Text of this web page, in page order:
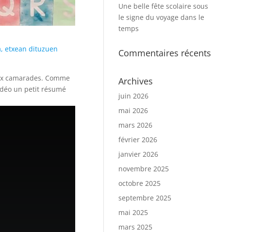
etxean dituzuen
camarades. Comme
un petit résumé
Une belle fête scolaire sous
le signe du voyage dans le
temps
Commentaires récents
Archives
juin 2026
mai 2026
mars 2026
février 2026
janvier 2026
novembre 2025
octobre 2025
septembre 2025
mai 2025
mars 2025